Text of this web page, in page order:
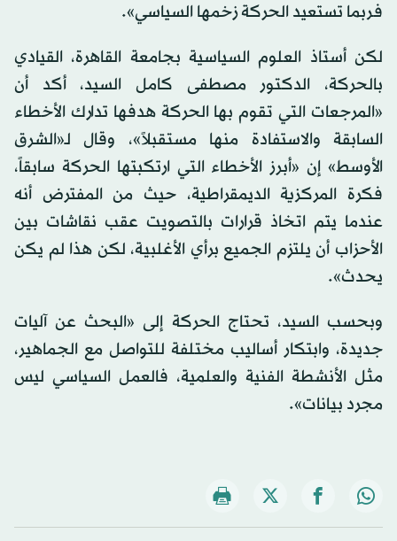
فربما تستعيد الحركة زخمها السياسي».
لكن أستاذ العلوم السياسية بجامعة القاهرة، القيادي
بالحركة، الدكتور مصطفى كامل السيد، أكد أن
«المرجعات التي تقوم بها الحركة هدفها تدارك الأخطاء
السابقة والاستفادة منها مستقبلاً»، وقال لـ«الشرق
الأوسط» إن «أبرز الأخطاء التي ارتكبتها الحركة سابقاً،
فكرة المركزية الديمقراطية، حيث من المفترض أنه
عندما يتم اتخاذ قرارات بالتصويت عقب نقاشات بين
الأحزاب أن يلتزم الجميع برأي الأغلبية، لكن هذا لم يكن
يحدث».
وبحسب السيد، تحتاج الحركة إلى «البحث عن آليات
جديدة، وابتكار أساليب مختلفة للتواصل مع الجماهير،
مثل الأنشطة الفنية والعلمية، فالعمل السياسي ليس
مجرد بيانات».